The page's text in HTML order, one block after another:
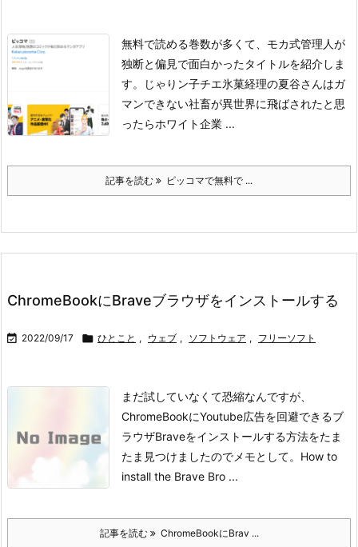
無料で読める巻数が多くて、モカ式管理人が
独断と偏見で面白かったタイトルを紹介しま
す。
じゃりン子チエ氷菓経理の夏谷さんはガ
マンできない社畜が異世界に飛ばされたと思
ったらホワイト企業 ...
記事を読む ピッコマで無料で ...
ChromeBookにBraveブラウザをインストールする
 2022/09/17  ひとこと , ウェブ , ソフトウェア , フリーソフト
まだ試していなくて恐縮なんですが、
ChromeBookにYoutube広告を回避できるブ
ラウザBraveをインストールする方法をたま
たま見つけましたのでメモとして。 How to
install the Brave Bro ...
記事を読む ChromeBookにBrav ...